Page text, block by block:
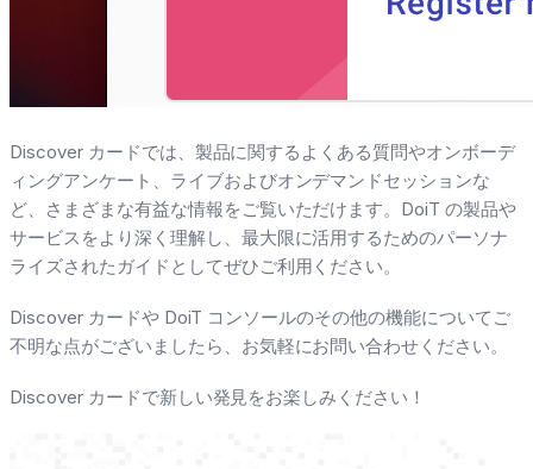
Discover カードでは、製品に関するよくある質問やオンボーデ
ィングアンケート、ライブおよびオンデマンドセッションな
ど、さまざまな有益な情報をご覧いただけます。DoiT の製品や
サービスをより深く理解し、最大限に活用するためのパーソナ
ライズされたガイドとしてぜひご利用ください。
Discover カードや DoiT コンソールのその他の機能についてご
不明な点がございましたら、お気軽にお問い合わせください。
Discover カードで新しい発見をお楽しみください！